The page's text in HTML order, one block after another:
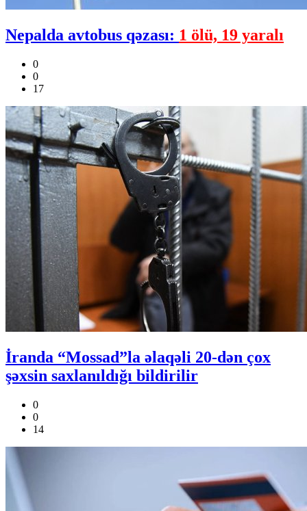
Nepalda avtobus qəzası: 1 ölü, 19 yaralı
0
0
17
İranda “Mossad”la əlaqəli 20-dən çox
şəxsin saxlanıldığı bildirilir
0
0
14